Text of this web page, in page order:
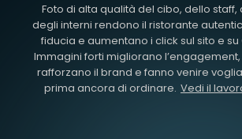
Foto di alta qualità del cibo, dello staff,
degli interni rendono il ristorante
fiducia e aumentano i click sul sito e
Immagini forti migliorano l’engagement,
rafforzano il brand e fanno venire
prima ancora di ordinare. Vedi il